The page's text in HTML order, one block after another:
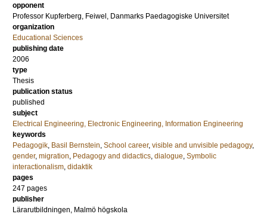
opponent
Professor Kupferberg, Feiwel , Danmarks Paedagogiske Universitet
organization
Educational Sciences
publishing date
2006
type
Thesis
publication status
published
subject
Electrical Engineering, Electronic Engineering, Information Engineering
keywords
Pedagogik, Basil Bernstein, School career, visible and unvisible pedagogy,
gender, migration, Pedagogy and didactics, dialogue, Symbolic
interactionalism, didaktik
pages
247 pages
publisher
Lärarutbildningen, Malmö högskola